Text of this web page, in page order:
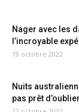
Nager avec les
l’incroyable
19 octobre 2022
Nuits
pas prêt